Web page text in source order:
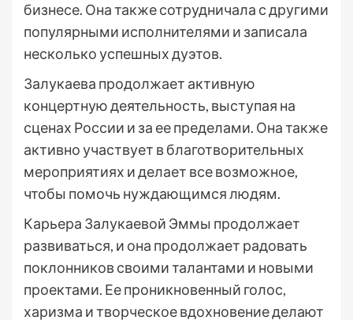
бизнесе. Она также сотрудничала с другими
популярными исполнителями и записала
несколько успешных дуэтов.
Залукаева продолжает активную
концертную деятельность, выступая на
сценах России и за ее пределами. Она также
активно участвует в благотворительных
мероприятиях и делает все возможное,
чтобы помочь нуждающимся людям.
Карьера Залукаевой Эммы продолжает
развиваться, и она продолжает радовать
поклонников своими талантами и новыми
проектами. Ее проникновенный голос,
харизма и творческое вдохновение делают